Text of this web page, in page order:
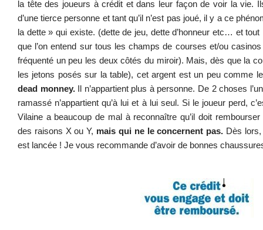
la tête des joueurs à crédit et dans leur façon de voir la vie.
d’une tierce personne et tant qu’il n’est pas joué, il y a ce
la dette » qui existe. (dette de jeu, dette d’honneur etc… et
que l’on entend sur tous les champs de courses et/ou
fréquenté un peu les deux côtés du miroir). Mais, dès que la
les jetons posés sur la table), cet argent est un peu comme
dead monney.Il n’appartient plus à personne. De 2 choses
ramassé n’appartient qu’à lui et à lui seul. Si le joueur perd,
Vilaine a beaucoup de mal à reconnaître qu’il doit
des raisons X ou Y, mais qui ne le concernent pas. Dès
est lancée ! Je vous recommande d’avoir de bonnes